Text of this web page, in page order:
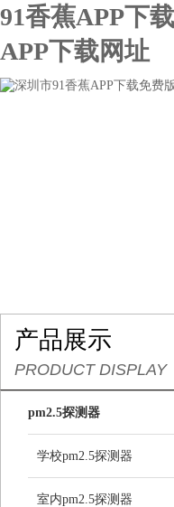
91香蕉APP下
APP下载网址
产品展示
PRODUCT DISPLAY
pm2.5探测器
学校pm2.5探测器
室内pm2.5探测器